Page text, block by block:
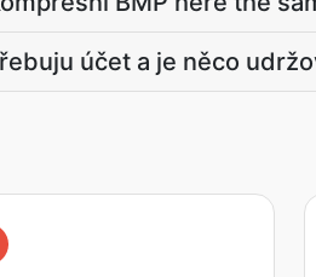
účet a je něco